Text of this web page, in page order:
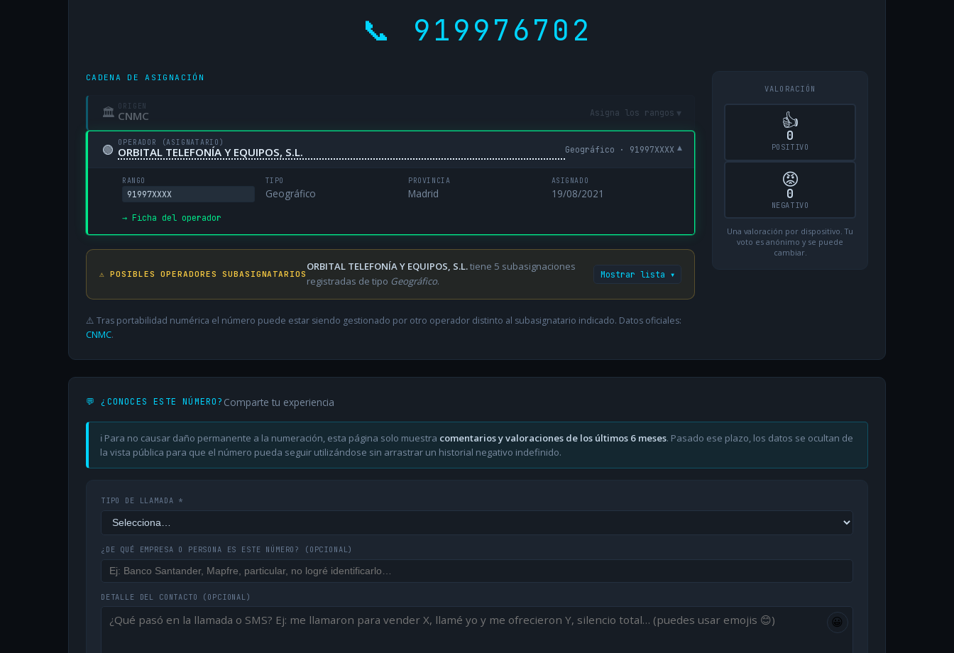
📞 919976702
CADENA DE ASIGNACIÓN
🏛 ORIGEN
CNMC Asigna los rangos ▾
🟢 OPERADOR (ASIGNATARIO)
ORBITAL TELEFONÍA Y EQUIPOS, S.L. Geográfico · 91997XXXX ▾
RANGO
91997XXXX
TIPO
Geográfico
PROVINCIA
Madrid
ASIGNADO
19/08/2021
→ Ficha del operador
⚠️ POSIBLES OPERADORES SUBASIGNATARIOS
ORBITAL TELEFONÍA Y EQUIPOS, S.L.tiene 5 subasignaciones
registradas de tipo Geográfico.
Mostrar lista ▾
⚠️ Tras portabilidad numérica el número puede estar siendo gestionado por otro operador distinto al subasignatario indicado. Datos oficiales:
CNMC.
VALORACIÓN
👍
0
POSITIVO
😡
0
NEGATIVO
Una valoración por dispositivo. Tu
voto es anónimo y se puede
cambiar.
💬 ¿CONOCES ESTE NÚMERO? Comparte tu experiencia
ℹ️ Para no causar daño permanente a la numeración, esta página solo muestra comentarios y valoraciones de los últimos 6 meses. Pasado ese plazo, los datos se ocultan de
la vista pública para que el número pueda seguir utilizándose sin arrastrar un historial negativo indefinido.
TIPO DE LLAMADA *
¿DE QUÉ EMPRESA O PERSONA ES ESTE NÚMERO? (OPCIONAL)
DETALLE DEL CONTACTO (OPCIONAL)
😀